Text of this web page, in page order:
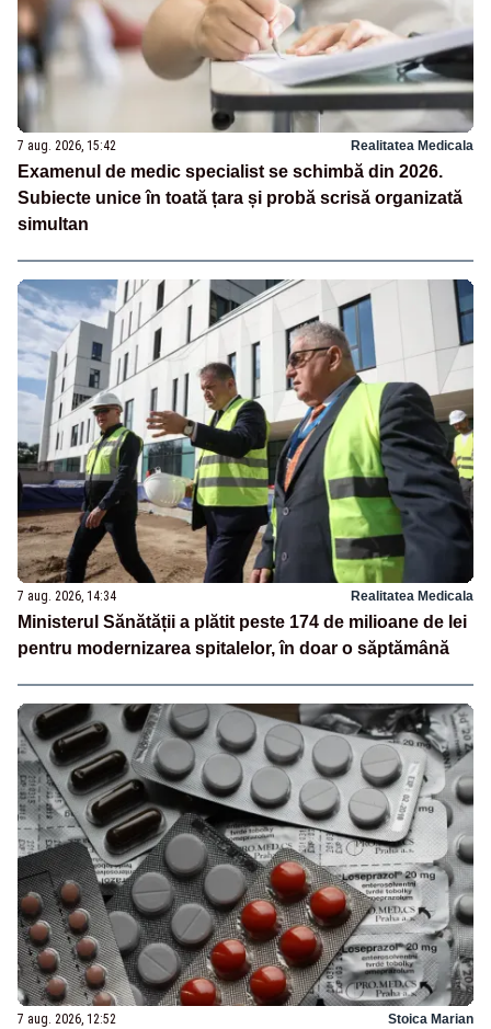
7 aug. 2026, 15:42 Realitatea Medicala
Examenul de medic specialist se schimbă din 2026.
Subiecte unice în toată țara și probă scrisă organizată
simultan
7 aug. 2026, 14:34 Realitatea Medicala
Ministerul Sănătății a plătit peste 174 de milioane de lei
pentru modernizarea spitalelor, în doar o săptămână
7 aug. 2026, 12:52 Stoica Marian